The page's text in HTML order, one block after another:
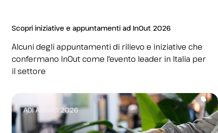
Scopri iniziative e appuntamenti ad InOut 2026
Alcuni degli appuntamenti di rilievo e iniziative che
confermano InOut come l'evento leader in Italia per
il settore
ADI AWARD 2026